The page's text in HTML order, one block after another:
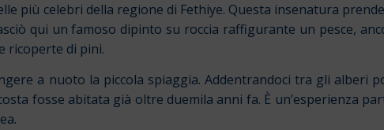
più celebri della regione di Fethiye. Questa insenatura
qui un famoso dipinto su roccia raffigurante un pesce,
ricoperte di pini.
a nuoto la piccola spiaggia. Addentrandoci tra gli alberi
fosse abitata già oltre duemila anni fa. È un’esperienza